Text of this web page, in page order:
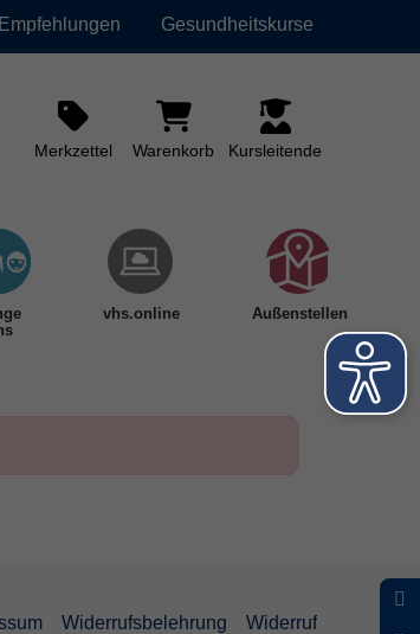
Empfehlungen Gesundheitskurse
Merkzettel Warenkorb Kursleitende
vhs.online Außenstellen
Widerrufsbelehrung Widerruf